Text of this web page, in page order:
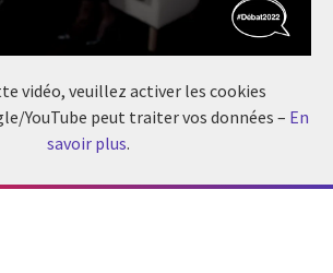
vidéo, veuillez activer les cookies
YouTube peut traiter vos données – En
savoir plus.